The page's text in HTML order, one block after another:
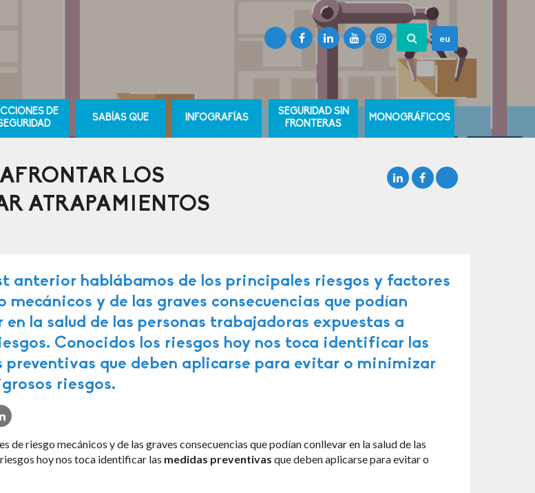
eu
DE
SABÍAS QUE INFOGRAFÍAS
SEGURIDAD SIN
FRONTERAS
MONOGRÁFICOS
LOS
ATRAPAMIENTOS
anterior hablábamos de los principales riesgos y factores
mecánicos y de las graves consecuencias que podían
en la salud de las personas trabajadoras expuestas a
Conocidos los riesgos hoy nos toca identificar las
preventivas que deben aplicarse para evitar o minimizar
riesgos.
riesgo mecánicos y de las graves consecuencias que podían conllevar en la salud de las
hoy nos toca identificar las medidas preventivas que deben aplicarse para evitar o